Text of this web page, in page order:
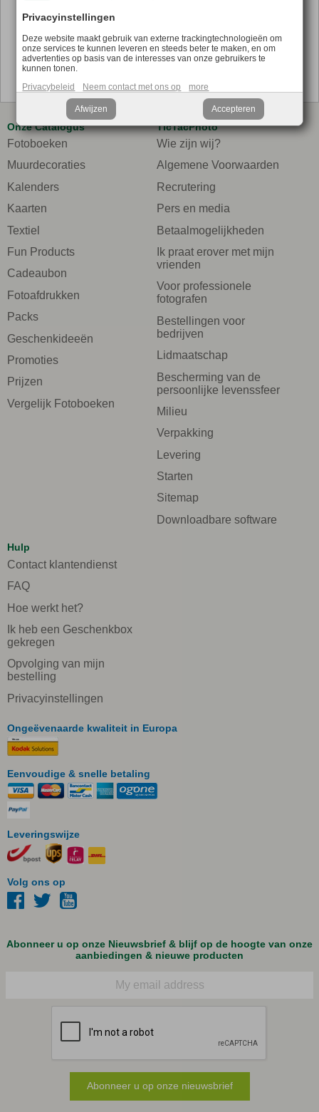
Promo
Search
Onze Catalogus
Fotoboeken
Muurdecoraties
Kalenders
Kaarten
Textiel
Fun Products
Cadeaubon
Fotoafdrukken
Packs
Geschenkideeën
Promoties
Prijzen
Vergelijk Fotoboeken
TicTacPhoto
Wie zijn wij?
Algemene Voorwaarden
Recrutering
Pers en media
Betaalmogelijkheden
Ik praat erover met mijn
vrienden
Voor professionele
fotografen
Bestellingen voor
bedrijven
Lidmaatschap
Bescherming van de
persoonlijke levenssfeer
Milieu
Verpakking
Levering
Starten
Sitemap
Downloadbare software
Hulp
Contact klantendienst
FAQ
Hoe werkt het?
Ik heb een Geschenkbox
gekregen
Opvolging van mijn
bestelling
Privacyinstellingen
Ongeëvenaarde kwaliteit in Europa
Eenvoudige & snelle betaling
Leveringswijze
Volg ons op
Privacyinstellingen
Deze website maakt gebruik van externe trackingtechnologieën om
onze services te kunnen leveren en steeds beter te maken, en om
advertenties op basis van de interesses van onze gebruikers te
kunnen tonen.
Privacybeleid
Neem contact met ons op more
Afwijzen Accepteren
Abonneer u op onze Nieuwsbrief & blijf op de hoogte van onze
aanbiedingen & nieuwe producten
Abonneer u op onze nieuwsbrief